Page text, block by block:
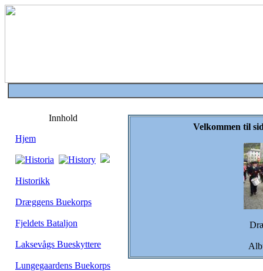
Innhold
Hjem
Historikk
Dræggens Buekorps
Fjeldets Bataljon
Laksevågs Bueskyttere
Lungegaardens Buekorps
Velkommen til